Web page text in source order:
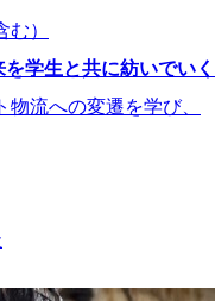
）
学生と共に紡いでいく
物流への変遷を学び、